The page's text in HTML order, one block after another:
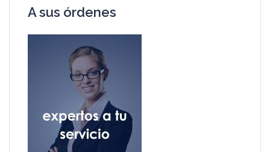
A sus órdenes